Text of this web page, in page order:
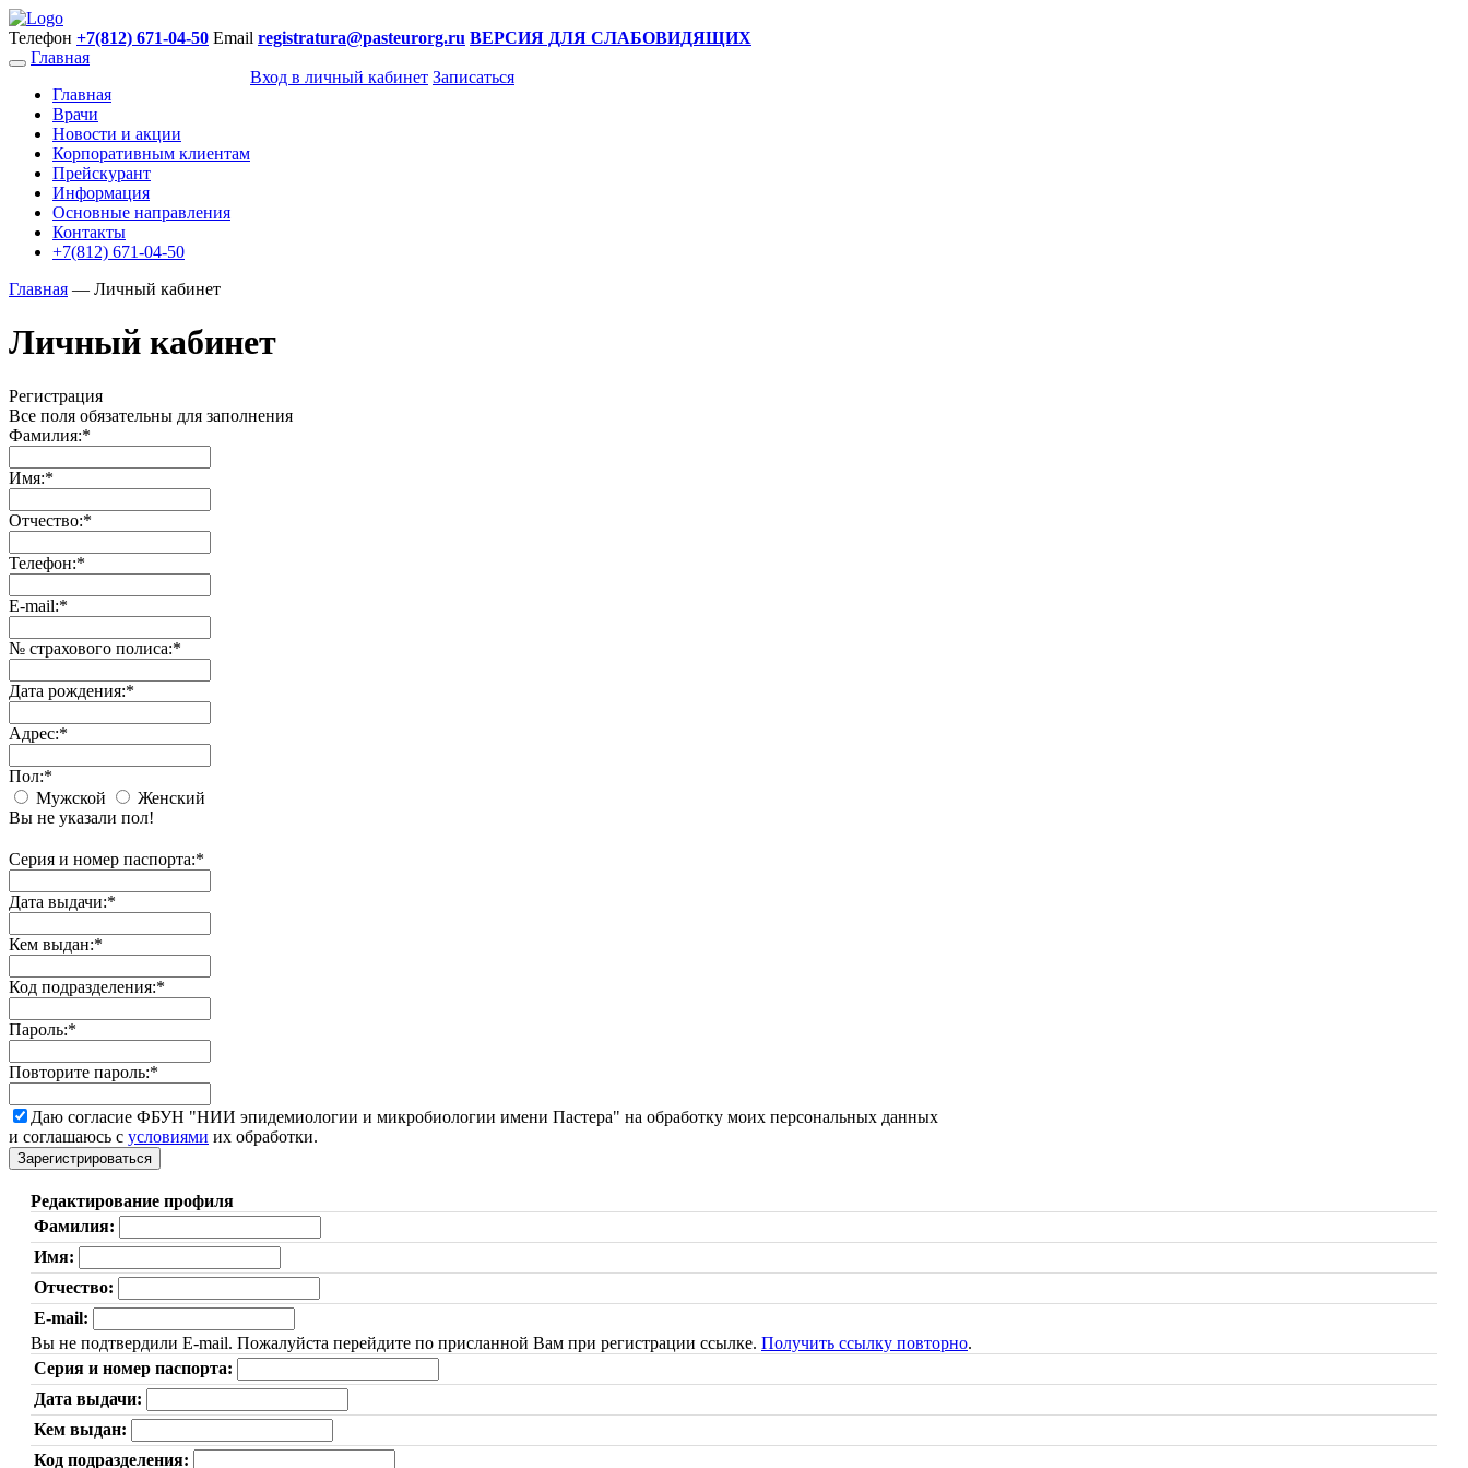
Телефон +7(812) 671-04-50 Email registratura@pasteurorg.ru ВЕРСИЯ ДЛЯ СЛАБОВИДЯЩИХ
Главная
Главная
Врачи
Новости и акции
Корпоративным клиентам
Прейскурант
Информация
Основные направления
Контакты
+7(812) 671-04-50
Вход в личный кабинет Записаться
Главная — Личный кабинет
Личный кабинет
Регистрация
Все поля обязательны для заполнения
Фамилия:*
Имя:*
Отчество:*
Телефон:*
E-mail:*
№ страхового полиса:*
Дата рождения:*
Адрес:*
Пол:*
Мужской
Женский
Вы не указали пол!
Серия и номер паспорта:*
Дата выдачи:*
Кем выдан:*
Код подразделения:*
Пароль:*
Повторите пароль:*
Даю согласие ФБУН "НИИ эпидемиологии и микробиологии имени Пастера" на обработку моих персональных данных
и соглашаюсь с условиями их обработки.
Редактирование профиля
Фамилия:
Имя:
Отчество:
E-mail:
Вы не подтвердили E-mail. Пожалуйста перейдите по присланной Вам при регистрации ссылке. Получить ссылку повторно.
Серия и номер паспорта:
Дата выдачи:
Кем выдан:
Код подразделения: